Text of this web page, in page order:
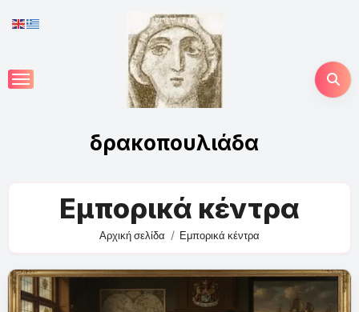
to
δρακοπουλιάδα
Εμπορικά κέντρα
Αρχική σελίδα Εμπορικά κέντρα